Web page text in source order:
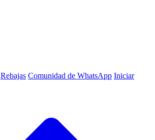
Rebajas Comunidad de WhatsApp Iniciar